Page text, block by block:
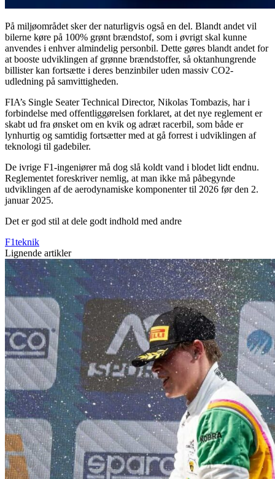
På miljøområdet sker der naturligvis også en del. Blandt andet vil
bilerne køre på 100% grønt brændstof, som i øvrigt skal kunne
anvendes i enhver almindelig personbil. Dette gøres blandt andet for
at booste udviklingen af grønne brændstoffer, så oktanhungrende
billister kan fortsætte i deres benzinbiler uden massiv CO2-
udledning på samvittigheden.
FIA’s Single Seater Technical Director, Nikolas Tombazis, har i
forbindelse med offentliggørelsen forklaret, at det nye reglement er
skabt ud fra ønsket om en kvik og adræt racerbil, som både er
lynhurtig og samtidig fortsætter med at gå forrest i udviklingen af
teknologi til gadebiler.
De ivrige F1-ingeniører må dog slå koldt vand i blodet lidt endnu.
Reglementet foreskriver nemlig, at man ikke må påbegynde
udviklingen af de aerodynamiske komponenter til 2026 før den 2.
januar 2025.
Det er god stil at dele godt indhold med andre
F1teknik
Lignende artikler